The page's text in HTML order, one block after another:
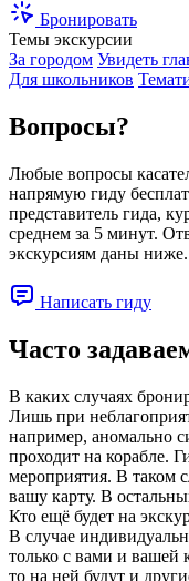
Бронировать
Темы экскурсии
За городом Увидеть
Для школьников
Вопросы?
Любые вопросы
напрямую гиду
представитель гида,
среднем за 5 минут.
экскурсиям даны ниже.
Написать гиду
Часто
В каких случаях
Лишь при
например, аномально
проходит на корабле.
мероприятия. В таком
вашу карту. В
Кто ещё будет на
В случае
только с вами и вашей
то на ней будут и